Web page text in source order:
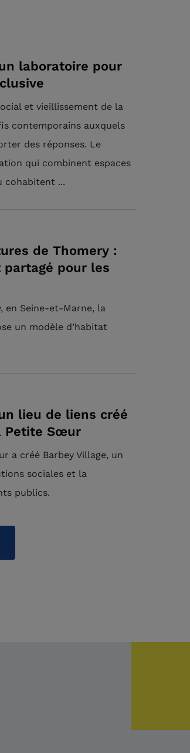
laboratoire pour
et vieillissement de la
contemporains auxquels
des réponses. Le
qui combinent espaces
cohabitent ...
de Thomery :
partagé pour les
en Seine-et-Marne, la
un modèle d’habitat
lieu de liens créé
Petite Sœur
a créé Barbey Village, un
sociales et la
publics.